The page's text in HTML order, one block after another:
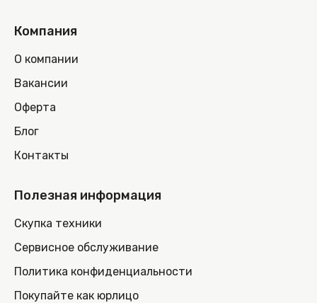
Компания
О компании
Вакансии
Оферта
Блог
Контакты
Полезная информация
Скупка техники
Сервисное обслуживание
Политика конфиденциальности
Покупайте как юрлицо